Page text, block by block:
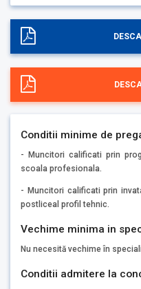
Conditii minime de
- Muncitori calificati prin
scoala profesionala.
- Muncitori calificati prin
postliceal profil tehnic.
Vechime minima in
Nu necesită vechime în
Conditii admitere la